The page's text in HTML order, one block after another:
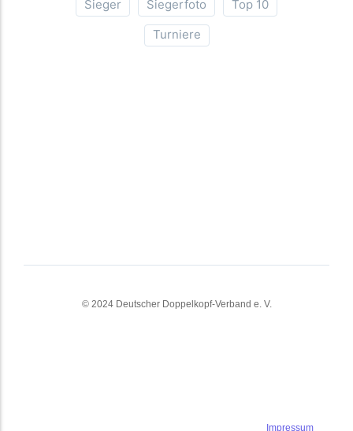
Sieger Siegerfoto
Top 10
Turniere
© 2024 Deutscher Doppelkopf-Verband e. V.
Impressum